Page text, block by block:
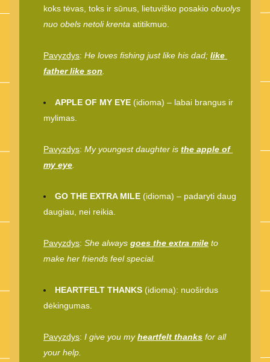
koks tėvas, toks ir sūnus, lietuviško posakio obuolys
nuo obels netoli krenta atitikmuo.
Pavyzdys: He loves fishing just like his dad; like
father like son
APPLE OF MY EYE (idioma) – labai brangus ir
mylimas.
Pavyzdys: My youngest daughter is the apple of
my eye
GO THE EXTRA MILE (idioma) – padaryti daug
daugiau, nei reikia.
Pavyzdys: She always goes the extra mile to
make her friends feel special.
HEARTFELT THANKS (idioma): nuoširdus
dėkingumas.
Pavyzdys: I give you my heartfelt thanks for all
your help.